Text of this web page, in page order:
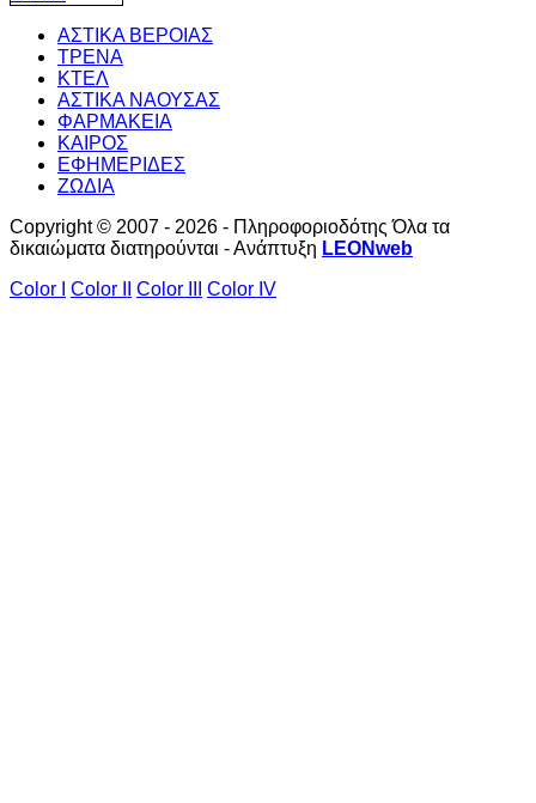
ΑΣΤΙΚΑ ΒΕΡΟΙΑΣ
ΤΡΕΝΑ
ΚΤΕΛ
ΑΣΤΙΚΑ ΝΑΟΥΣΑΣ
ΦΑΡΜΑΚΕΙΑ
ΚΑΙΡΟΣ
ΕΦΗΜΕΡΙΔΕΣ
ΖΩΔΙΑ
Copyright © 2007 - 2026 - Πληροφοριοδότης Όλα τα
δικαιώματα διατηρούνται - Ανάπτυξη LEONweb
Color I
Color II Color III Color IV